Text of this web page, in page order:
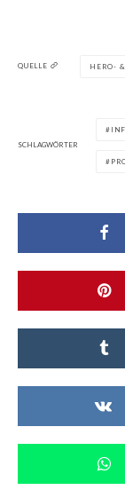
QUELLE HERO-
SCHLAGWÖRTER